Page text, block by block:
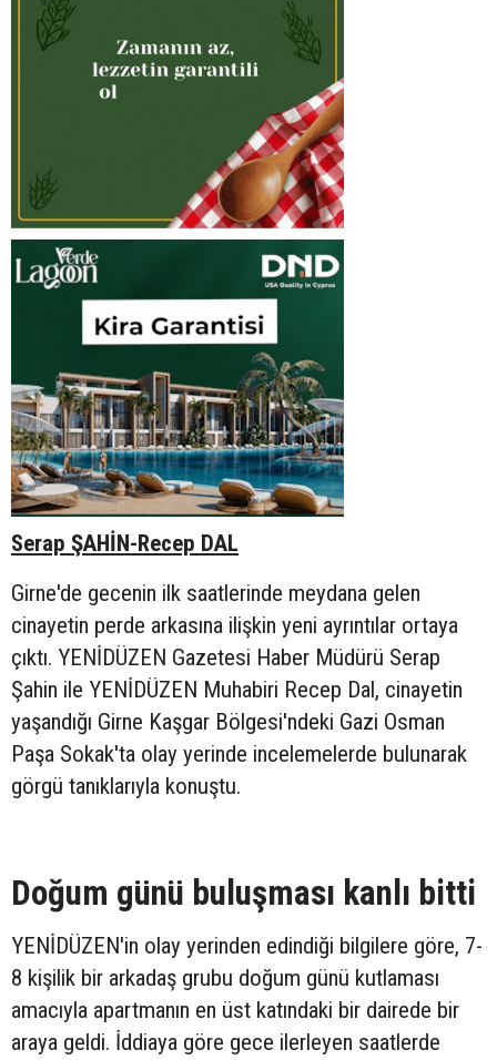
Serap ŞAHİN-Recep DAL
Girne'de gecenin ilk saatlerinde meydana gelen
cinayetin perde arkasına ilişkin yeni ayrıntılar ortaya
çıktı. YENİDÜZEN Gazetesi Haber Müdürü Serap
Şahin ile YENİDÜZEN Muhabiri Recep Dal, cinayetin
yaşandığı Girne Kaşgar Bölgesi'ndeki Gazi Osman
Paşa Sokak'ta olay yerinde incelemelerde bulunarak
görgü tanıklarıyla konuştu.
Doğum günü buluşması kanlı bitti
YENİDÜZEN'in olay yerinden edindiği bilgilere göre, 7-
8 kişilik bir arkadaş grubu doğum günü kutlaması
amacıyla apartmanın en üst katındaki bir dairede bir
araya geldi. İddiaya göre gece ilerleyen saatlerde